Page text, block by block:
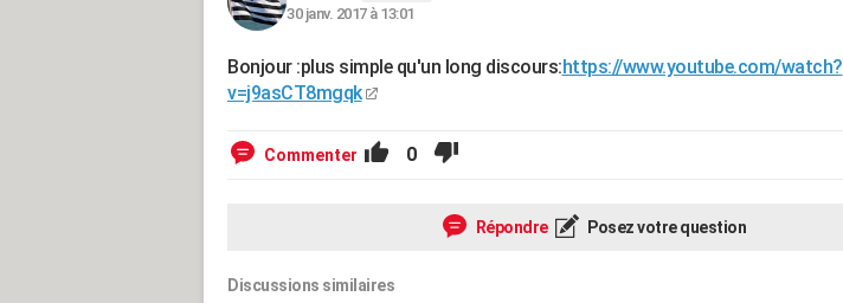
30 janv. 2017 à 13:01
Bonjour :plus simple qu'un long discours: https://www.youtube.com/watch?
v=j9asCT8mgqk
Commenter 0
Répondre Posez votre question
Discussions similaires